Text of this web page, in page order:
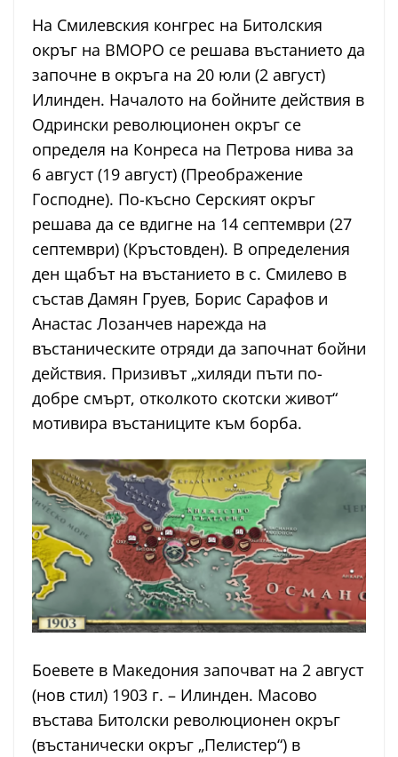
На Смилевския конгрес на Битолския
окръг на ВМОРО се решава въстанието да
започне в окръга на 20 юли (2 август)
Илинден. Началото на бойните действия в
Одрински революционен окръг се
определя на Конреса на Петрова нива за
6 август (19 август) (Преображение
Господне). По-късно Серският окръг
решава да се вдигне на 14 септември (27
септември) (Кръстовден). В определения
ден щабът на въстанието в с. Смилево в
състав Дамян Груев, Борис Сарафов и
Анастас Лозанчев нарежда на
въстаническите отряди да започнат бойни
действия. Призивът „хиляди пъти по-
добре смърт, отколкото скотски живот“
мотивира въстаниците към борба.
Боевете в Македония започват на 2 август
(нов стил) 1903 г. – Илинден. Масово
въстава Битолски революционен окръг
(въстанически окръг „Пелистер“) в